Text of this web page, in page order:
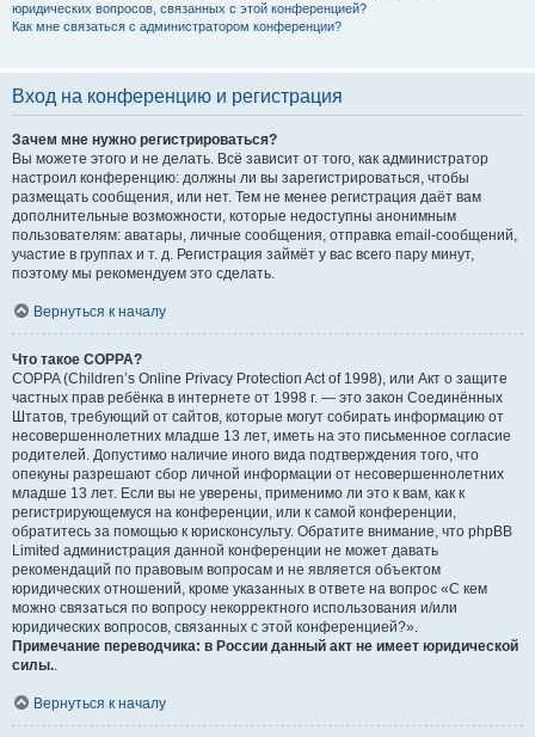
юридических вопросов, связанных с этой конференцией?
Как мне связаться с администратором конференции?
Вход на конференцию и регистрация
Зачем мне нужно регистрироваться?
Вы можете этого и не делать. Всё зависит от того, как администратор
настроил конференцию: должны ли вы зарегистрироваться, чтобы
размещать сообщения, или нет. Тем не менее регистрация даёт вам
дополнительные возможности, которые недоступны анонимным
пользователям: аватары, личные сообщения, отправка email-сообщений,
участие в группах и т. д. Регистрация займёт у вас всего пару минут,
поэтому мы рекомендуем это сделать.
Вернуться к началу
Что такое COPPA?
COPPA (Children’s Online Privacy Protection Act of 1998), или Акт о защите
частных прав ребёнка в интернете от 1998 г. — это закон Соединённых
Штатов, требующий от сайтов, которые могут собирать информацию от
несовершеннолетних младше 13 лет, иметь на это письменное согласие
родителей. Допустимо наличие иного вида подтверждения того, что
опекуны разрешают сбор личной информации от несовершеннолетних
младше 13 лет. Если вы не уверены, применимо ли это к вам, как к
регистрирующемуся на конференции, или к самой конференции,
обратитесь за помощью к юрисконсульту. Обратите внимание, что phpBB
Limited администрация данной конференции не может давать
рекомендаций по правовым вопросам и не является объектом
юридических отношений, кроме указанных в ответе на вопрос «С кем
можно связаться по вопросу некорректного использования и/или
юридических вопросов, связанных с этой конференцией?».
Примечание переводчика: в России данный акт не имеет юридической
силы..
Вернуться к началу